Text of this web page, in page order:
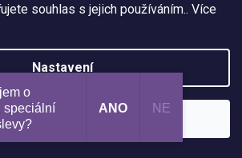
souhlas s jejich používáním.. Více
Nastavení
Souhlasím
500
Metalický chrom
o
speciální
ANO NE